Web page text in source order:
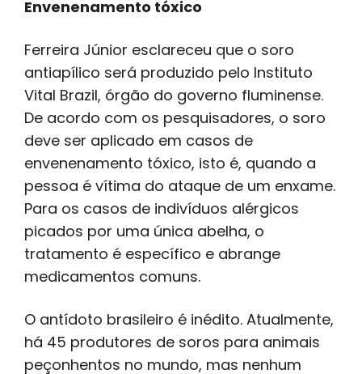
Envenenamento tóxico
Ferreira Júnior esclareceu que o soro
antiapílico será produzido pelo Instituto
Vital Brazil, órgão do governo fluminense.
De acordo com os pesquisadores, o soro
deve ser aplicado em casos de
envenenamento tóxico, isto é, quando a
pessoa é vítima do ataque de um enxame.
Para os casos de indivíduos alérgicos
picados por uma única abelha, o
tratamento é específico e abrange
medicamentos comuns.
O antídoto brasileiro é inédito. Atualmente,
há 45 produtores de soros para animais
peçonhentos no mundo, mas nenhum